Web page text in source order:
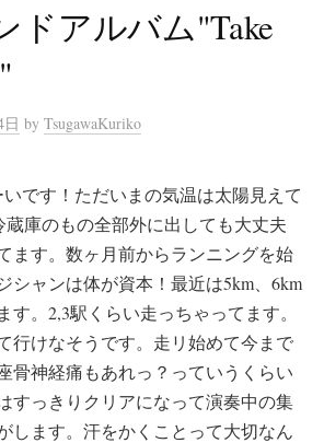
ドアルバム"Take
by TsugawaKuriko
です！ただいまの気温は太陽見えて
庫のもの全部外に出しても大丈夫
ます。数ヶ月前からランニングを始
シャンは体が資本！最近は5km、6km
す。2,3駅くらい走っちゃってます。
行けなそうです。走リ始めて今まで
骨神経痛もあれっ？っていうくらい
すっきりクリアになって演奏中の集
します。汗をかくことって大切なん